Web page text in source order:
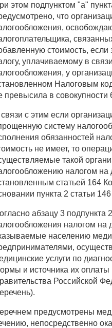
этом подпунктом "а"
что
стоимость,
уплачиваемому в
у
Налоговым
превысила в
с этим если
систему
обязанностей
не имеет, то
такой
налогом на
статьей 164
пункта 2 статьи
абзацу 3 подпункта
налогом на
населению
услуги по
и источника их
Российской
предусмотрены
непосредственно